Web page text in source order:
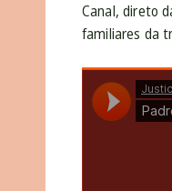
Canal, direto
familiares da